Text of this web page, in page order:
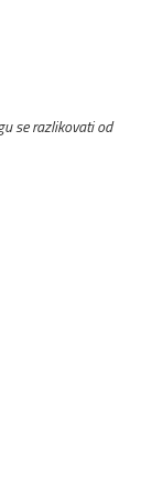
se razlikovati od